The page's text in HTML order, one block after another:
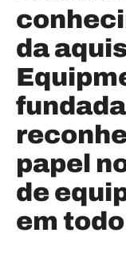
da
papel
de
em